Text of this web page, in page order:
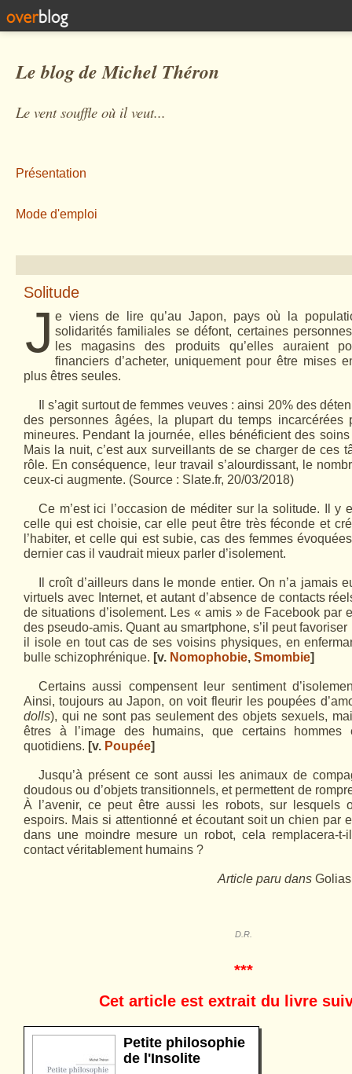
Le blog de Michel Théron
Le vent souffle où il veut...
Présentation
Mode d'emploi
Solitude
J e viens de lire qu’au Japon, pays où la
solidarités familiales se défont, certaines
les magasins des produits qu’elles auraient
financiers d’acheter, uniquement pour être mises
plus êtres seules.
Il s’agit surtout de femmes veuves : ainsi 20% des
des personnes âgées, la plupart du temps incarcérées
mineures. Pendant la journée, elles bénéficient des
Mais la nuit, c’est aux surveillants de se charger de ces
rôle. En conséquence, leur travail s’alourdissant, le
ceux-ci augmente. (Source : Slate.fr, 20/03/2018)
Ce m’est ici l’occasion de méditer sur la solitude. Il y
celle qui est choisie, car elle peut être très féconde et
l’habiter, et celle qui est subie, cas des femmes
dernier cas il vaudrait mieux parler d’isolement.
Il croît d’ailleurs dans le monde entier. On n’a jamais
virtuels avec Internet, et autant d’absence de contacts
de situations d’isolement. Les « amis » de Facebook par
des pseudo-amis. Quant au smartphone, s’il peut
il isole en tout cas de ses voisins physiques, en
bulle schizophrénique. [v. Nomophobie, Smombie]
Certains aussi compensent leur sentiment
Ainsi, toujours au Japon, on voit fleurir les poupées
dolls), qui ne sont pas seulement des objets sexuels,
êtres à l’image des humains, que certains hommes
quotidiens. [v. Poupée]
Jusqu’à présent ce sont aussi les animaux de
doudous ou d’objets transitionnels, et permettent de
À l’avenir, ce peut être aussi les robots, sur lesquels
espoirs. Mais si attentionné et écoutant soit un chien par
dans une moindre mesure un robot, cela remplacera-
contact véritablement humains ?
Article paru dans
D.R.
***
Cet article est extrait du livre
Petite philosophie
de l'Insolite